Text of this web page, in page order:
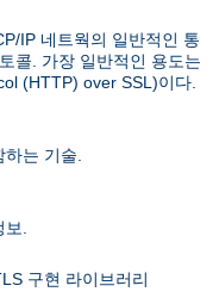
IP 네트웍의 일반적인 통
콜. 가장 일반적인 용도는
(HTTP) over SSL)이다.
는 기술.
.
구현 라이브러리